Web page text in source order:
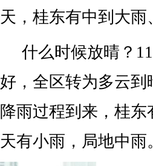
天，桂东有中到大
什么时候放晴？
好，全区转为多云
降雨过程到来，桂
天有小雨，局地中雨